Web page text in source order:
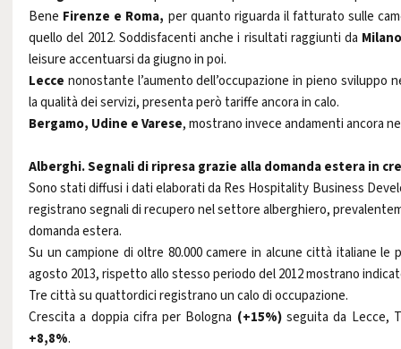
Bene Firenze e Roma, per quanto riguarda il fatturato sulle
quello del 2012. Soddisfacenti anche i risultati raggiunti da
leisure accentuarsi da giugno in poi.
Lecce nonostante l’aumento dell’occupazione in pieno sviluppo
la qualità dei servizi, presenta però tariffe ancora in calo.
Bergamo, Udine e Varese, mostrano invece andamenti ancora
Alberghi. Segnali di ripresa grazie alla domanda estera in
Sono stati diffusi i dati elaborati da Res Hospitality Business
registrano segnali di recupero nel settore alberghiero,
domanda estera.
Su un campione di oltre 80.000 camere in alcune città italiane
agosto 2013, rispetto allo stesso periodo del 2012 mostrano
Tre città su quattordici registrano un calo di occupazione.
Crescita a doppia cifra per Bologna (+15%)seguita da Lecce,
+8,8%.